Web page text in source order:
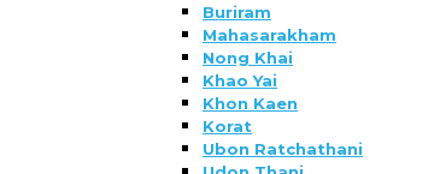
Buriram
Mahasarakham
Nong Khai
Khao Yai
Khon Kaen
Korat
Ubon Ratchathani